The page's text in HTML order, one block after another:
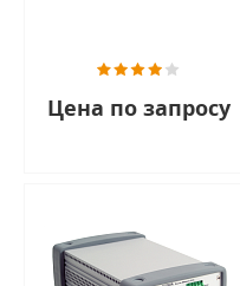
Цена по запросу